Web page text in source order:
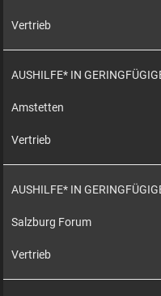
Vertrieb
AUSHILFE* IN
Amstetten
Vertrieb
AUSHILFE* IN
Salzburg Forum
Vertrieb